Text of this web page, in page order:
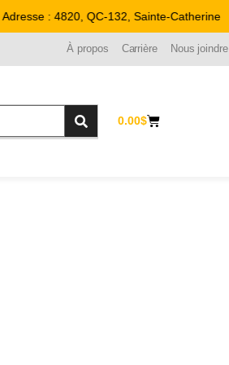
Adresse : 4820, QC-132, Sainte-Catherine
À propos Carrière Nous joindre
0.00$